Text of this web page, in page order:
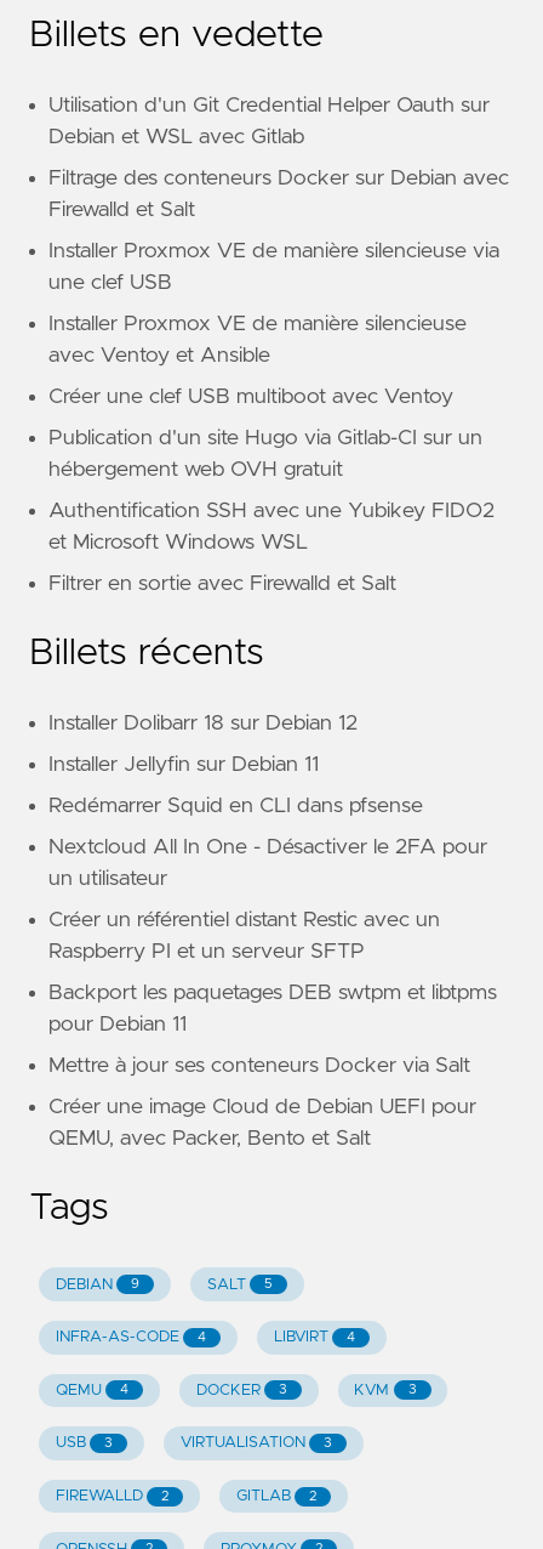
Billets en vedette
Utilisation d'un Git Credential Helper Oauth sur
Debian et WSL avec Gitlab
Filtrage des conteneurs Docker sur Debian avec
Firewalld et Salt
Installer Proxmox VE de manière silencieuse via
une clef USB
Installer Proxmox VE de manière silencieuse
avec Ventoy et Ansible
Créer une clef USB multiboot avec Ventoy
Publication d'un site Hugo via Gitlab-CI sur un
hébergement web OVH gratuit
Authentification SSH avec une Yubikey FIDO2
et Microsoft Windows WSL
Filtrer en sortie avec Firewalld et Salt
Billets récents
Installer Dolibarr 18 sur Debian 12
Installer Jellyfin sur Debian 11
Redémarrer Squid en CLI dans pfsense
Nextcloud All In One - Désactiver le 2FA pour
un utilisateur
Créer un référentiel distant Restic avec un
Raspberry PI et un serveur SFTP
Backport les paquetages DEB swtpm et libtpms
pour Debian 11
Mettre à jour ses conteneurs Docker via Salt
Créer une image Cloud de Debian UEFI pour
QEMU, avec Packer, Bento et Salt
Tags
DEBIAN 9 SALT 5
INFRA-AS-CODE 4 LIBVIRT 4
QEMU 4 DOCKER 3 KVM 3
USB 3 VIRTUALISATION 3
FIREWALLD 2 GITLAB 2